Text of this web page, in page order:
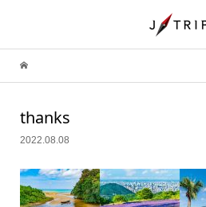
thanks
2022.08.08